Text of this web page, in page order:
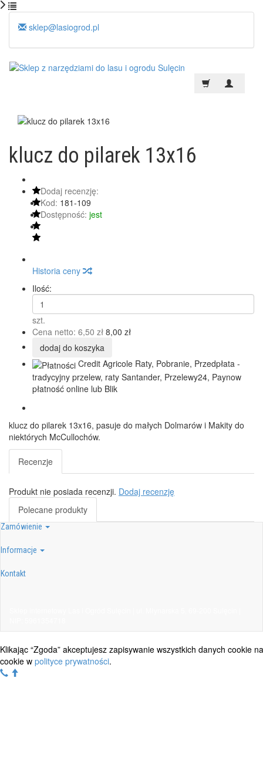
sklep@lasiogrod.pl
klucz do pilarek 13x16
Dodaj recenzję:
Kod: 181-109
Dostępność: jest
Historia ceny
Ilość:
szt.
Cena netto: 6,50 zł 8,00 zł
dodaj do koszyka
Credit Agricole Raty, Pobranie, Przedpłata -
tradycyjny przelew, raty Santander, Przelewy24, Paynow
płatność online lub Blik
klucz do pilarek 13x16, pasuje do małych Dolmarów i Makity do
niektórych McCullochów.
Recenzje
Produkt nie posiada recenzji. Dodaj recenzję
Polecane produkty
Zamówienie
Informacje
Kontakt
Klikając “Zgoda” akceptujesz zapisywanie wszystkich danych cookie
cookie w polityce prywatności.